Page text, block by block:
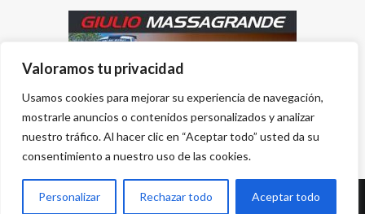
Valoramos tu privacidad
Usamos cookies para mejorar su experiencia de navegación,
mostrarle anuncios o contenidos personalizados y analizar
nuestro tráfico. Al hacer clic en “Aceptar todo” usted da su
consentimiento a nuestro uso de las cookies.
Personalizar Rechazar todo Aceptar todo
Desarrollado por